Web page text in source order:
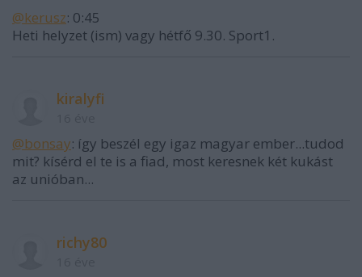
@kerusz: 0:45
Heti helyzet (ism) vagy hétfő 9.30. Sport1.
kiralyfi
@bonsay: így beszél egy igaz magyar ember...tudod
mit? kísérd el te is a fiad, most keresnek két kukást
az unióban...
richy80